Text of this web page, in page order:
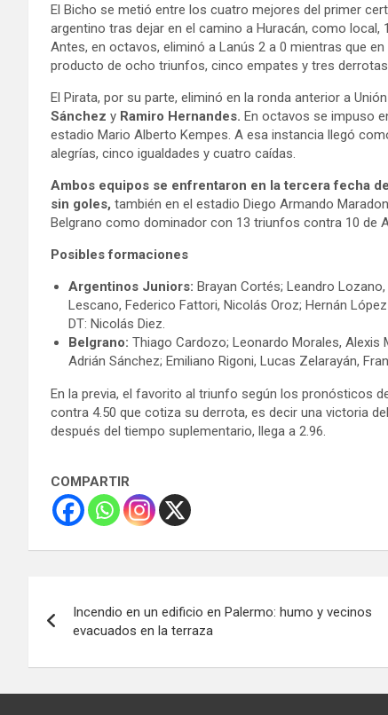
El Bicho se metió entre los cuatro mejores del primer
argentino tras dejar en el camino a Huracán, como local,
Antes, en octavos, eliminó a Lanús 2 a 0 mientras que
producto de ocho triunfos, cinco empates y tres
El Pirata, por su parte, eliminó en la ronda anterior a
Sánchez y Ramiro Hernandes. En octavos se impuso
estadio Mario Alberto Kempes. A esa instancia llegó
alegrías, cinco igualdades y cuatro caídas.
Ambos equipos se enfrentaron en la tercera fecha
sin goles, también en el estadio Diego Armando
Belgrano como dominador con 13 triunfos contra 10 de
Posibles formaciones
Argentinos Juniors: Brayan Cortés; Leandro
Lescano, Federico Fattori, Nicolás Oroz; Hernán
DT: Nicolás Diez.
Belgrano: Thiago Cardozo; Leonardo Morales, Alexis
Adrián Sánchez; Emiliano Rigoni, Lucas Zelarayán,
En la previa, el favorito al triunfo según los pronósticos
contra 4.50 que cotiza su derrota, es decir una victoria
después del tiempo suplementario, llega a 2.96.
COMPARTIR
de
entradas
Incendio en un edificio en Palermo: humo y vecinos
evacuados en la terraza